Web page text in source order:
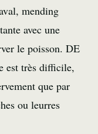
mending
avec une
le poisson. DE
est très difficile,
que par
ou leurres